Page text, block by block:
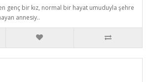
genç bir kız, normal bir hayat umuduyla şehre
annesiy..